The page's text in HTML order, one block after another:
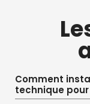
Comment
technique